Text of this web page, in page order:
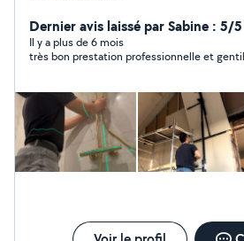
Dernier avis laissé par Sabine : 5/5
Il y a plus de 6 mois
très bon prestation professionnelle et gentil